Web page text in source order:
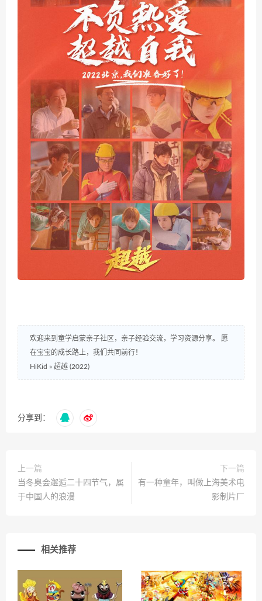
欢迎来到童学启蒙亲子社区，亲子经验交流，学习资源分享。 愿
在宝宝的成长路上，我们共同前行！
HiKid » 超越 (2022)
分享到：
上一篇
当冬奥会邂逅二十四节气，属
于中国人的浪漫
下一篇
有一种童年，叫做上海美术电
影制片厂
相关推荐